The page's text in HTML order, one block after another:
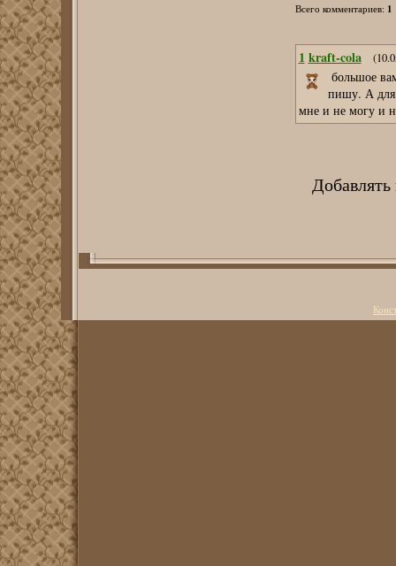
Всего комментариев: 1
1 kraft-cola
большое
пишу. А для
мне и не могу и